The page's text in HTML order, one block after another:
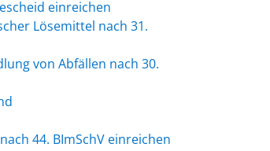
einreichen
Lösemittel nach 31.
von Abfällen nach 30.
44. BImSchV einreichen